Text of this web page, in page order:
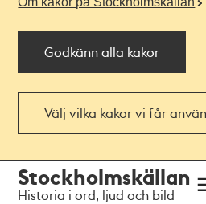
Godkänn alla kakor
Välj vilka kakor vi får
navigationen
huvudinnehållet
Stockholmskällan
Historia i ord, ljud och bild